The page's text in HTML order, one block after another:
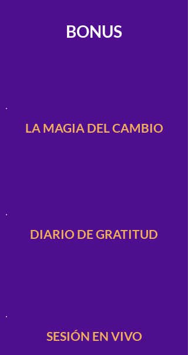
BONUS
LA MAGIA DEL CAMBIO
DIARIO DE GRATITUD
SESIÓN EN VIVO